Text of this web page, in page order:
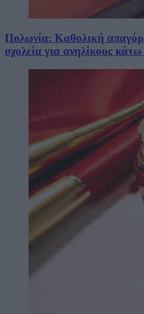
Πολωνία: Καθολική
σχολεία για ανηλίκους